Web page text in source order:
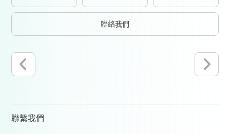
聯絡我們
聯繫我們